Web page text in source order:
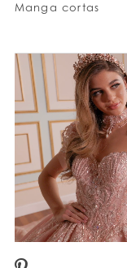
Manga cortas
PAUSE AUTOPLAY
PREVIOUS SLIDE
NEXT SLIDE
0